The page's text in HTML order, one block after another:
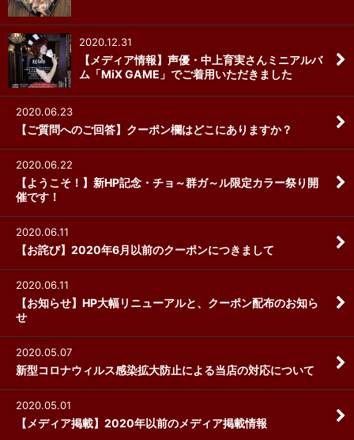
2020.12.31
【メディア情報】声優・中上育実さんミニアルバ
ム「MiX GAME」でご着用いただきました
2020.06.23
【ご質問へのご回答】クーポン欄はどこにありますか？
2020.06.22
【ようこそ！】新HP記念・チョ～群ガ～ル限定カラー祭り開
催です！
2020.06.11
【お詫び】2020年6月以前のクーポンにつきまして
2020.06.11
【お知らせ】HP大幅リニューアルと、クーポン配布のお知ら
せ
2020.05.07
新型コロナウィルス感染拡大防止による当店の対応について
2020.05.01
【メディア掲載】2020年以前のメディア掲載情報